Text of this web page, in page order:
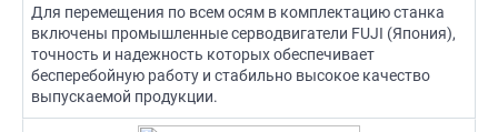
Для перемещения по всем осям в комплектацию станка
включены промышленные серводвигатели FUJI (Япония),
точность и надежность которых обеспечивает
бесперебойную работу и стабильно высокое качество
выпускаемой продукции.